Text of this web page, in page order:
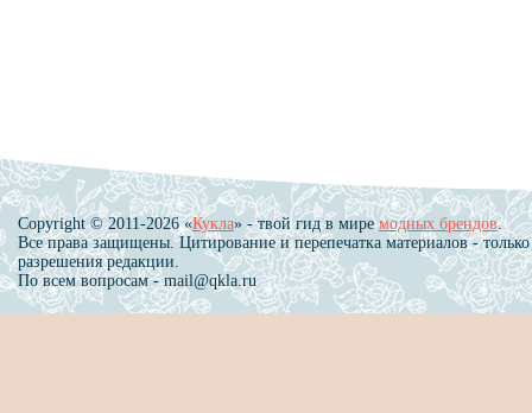
Copyright © 2011-2026 «Кукла» - твой гид в миремодных брендов.
Все права защищены. Цитирование и перепечатка материалов - только
разрешения редакции.
По всем вопросам - mail@qkla.ru